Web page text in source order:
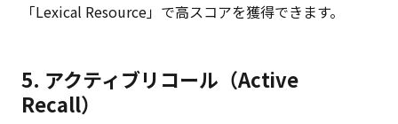
「Lexical Resource」で高スコアを獲得できます。
5. アクティブリコール（Active
Recall）